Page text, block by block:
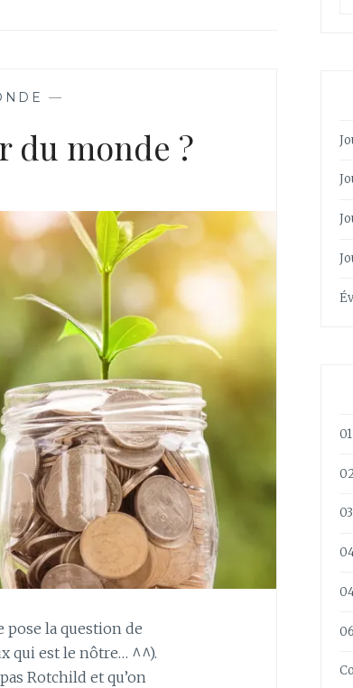
—
du monde ?
pose la question de
qui est le nôtre… ^^).
Rotchild et qu’on